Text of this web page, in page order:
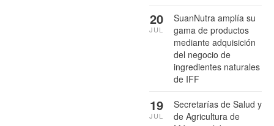
SuanNutra amplía su
gama de productos
mediante adquisición
del negocio de
ingredientes naturales
de IFF
20
JUL
Secretarías de Salud y
de Agricultura de
19
JUL